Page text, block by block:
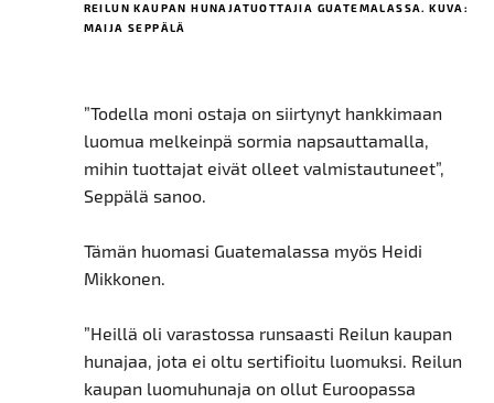
REILUN KAUPAN HUNAJATUOTTAJIA GUATEMALASSA. KUVA:
MAIJA SEPPÄLÄ
”Todella moni ostaja on siirtynyt hankkimaan
luomua melkeinpä sormia napsauttamalla,
mihin tuottajat eivät olleet valmistautuneet”,
Seppälä sanoo.
Tämän huomasi Guatemalassa myös Heidi
Mikkonen.
”Heillä oli varastossa runsaasti Reilun kaupan
hunajaa, jota ei oltu sertifioitu luomuksi. Reilun
kaupan luomuhunaja on ollut Euroopassa